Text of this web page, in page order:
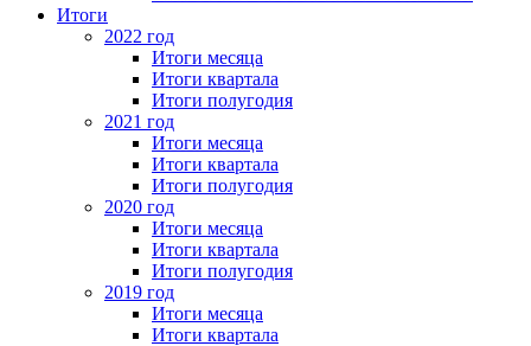
Итоги
2022 год
Итоги месяца
Итоги квартала
Итоги полугодия
2021 год
Итоги месяца
Итоги квартала
Итоги полугодия
2020 год
Итоги месяца
Итоги квартала
Итоги полугодия
2019 год
Итоги месяца
Итоги квартала